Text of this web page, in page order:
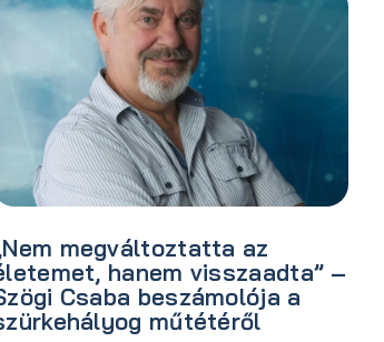
megváltoztatta az
hanem visszaadta” –
Csaba beszámolója a
műtétéről